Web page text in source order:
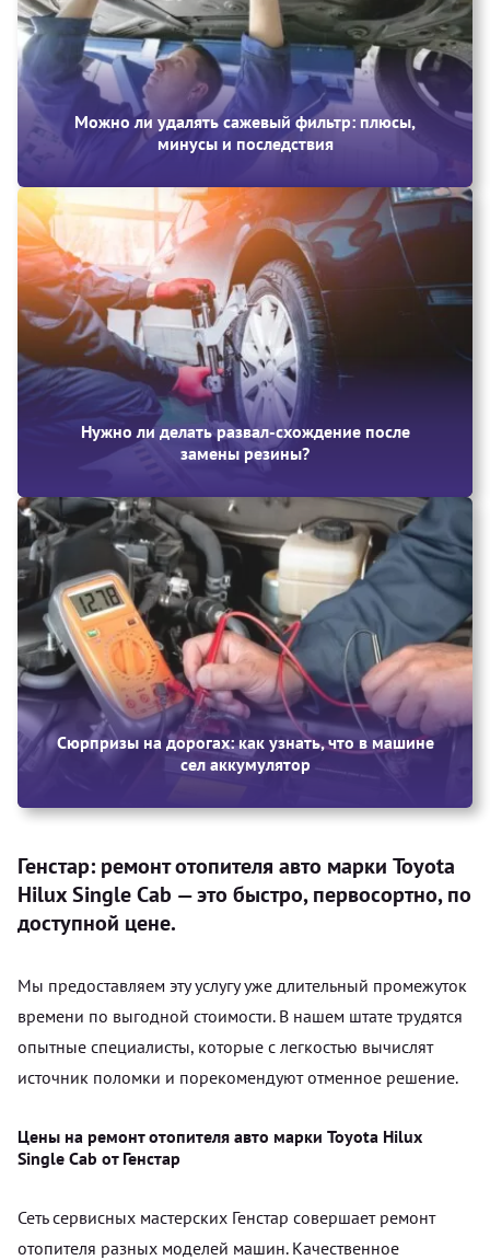
Можно ли удалять сажевый фильтр: плюсы,
минусы и последствия
Нужно ли делать развал-схождение после
замены резины?
Сюрпризы на дорогах: как узнать, что в машине
сел аккумулятор
Генстар: ремонт отопителя авто марки Toyota
Hilux Single Cab — это быстро, первосортно, по
доступной цене.
Мы предоставляем эту услугу уже длительный промежуток
времени по выгодной стоимости. В нашем штате трудятся
опытные специалисты, которые с легкостью вычислят
источник поломки и порекомендуют отменное решение.
Цены на ремонт отопителя авто марки Toyota Hilux
Single Cab от Генстар
Сеть сервисных мастерских Генстар совершает ремонт
отопителя разных моделей машин. Качественное